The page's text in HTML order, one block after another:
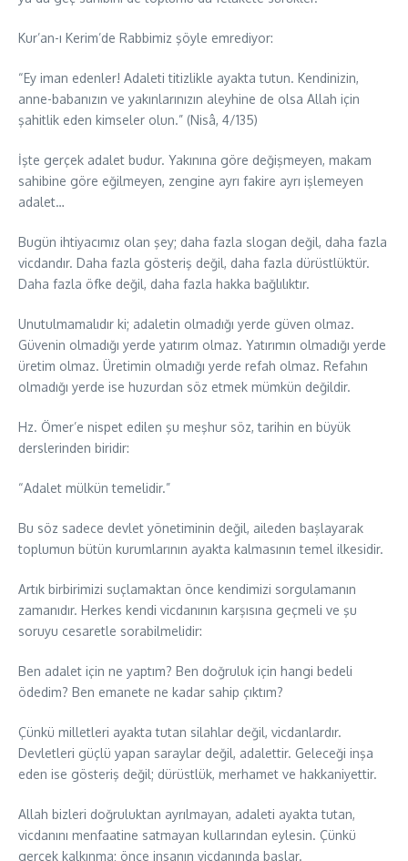
Kur’an-ı Kerim’de Rabbimiz şöyle emrediyor:
“Ey iman edenler! Adaleti titizlikle ayakta tutun. Kendinizin,
anne-babanızın ve yakınlarınızın aleyhine de olsa Allah için
şahitlik eden kimseler olun.” (Nisâ, 4/135)
İşte gerçek adalet budur. Yakınına göre değişmeyen, makam
sahibine göre eğilmeyen, zengine ayrı fakire ayrı işlemeyen
adalet…
Bugün ihtiyacımız olan şey; daha fazla slogan değil, daha fazla
vicdandır. Daha fazla gösteriş değil, daha fazla dürüstlüktür.
Daha fazla öfke değil, daha fazla hakka bağlılıktır.
Unutulmamalıdır ki; adaletin olmadığı yerde güven olmaz.
Güvenin olmadığı yerde yatırım olmaz. Yatırımın olmadığı yerde
üretim olmaz. Üretimin olmadığı yerde refah olmaz. Refahın
olmadığı yerde ise huzurdan söz etmek mümkün değildir.
Hz. Ömer’e nispet edilen şu meşhur söz, tarihin en büyük
derslerinden biridir:
“Adalet mülkün temelidir.”
Bu söz sadece devlet yönetiminin değil, aileden başlayarak
toplumun bütün kurumlarının ayakta kalmasının temel ilkesidir.
Artık birbirimizi suçlamaktan önce kendimizi sorgulamanın
zamanıdır. Herkes kendi vicdanının karşısına geçmeli ve şu
soruyu cesaretle sorabilmelidir:
Ben adalet için ne yaptım? Ben doğruluk için hangi bedeli
ödedim? Ben emanete ne kadar sahip çıktım?
Çünkü milletleri ayakta tutan silahlar değil, vicdanlardır.
Devletleri güçlü yapan saraylar değil, adalettir. Geleceği inşa
eden ise gösteriş değil; dürüstlük, merhamet ve hakkaniyettir.
Allah bizleri doğruluktan ayrılmayan, adaleti ayakta tutan,
vicdanını menfaatine satmayan kullarından eylesin. Çünkü
gerçek kalkınma; önce insanın vicdanında başlar.